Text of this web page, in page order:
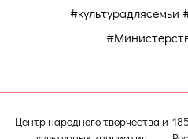
#культурадлясемьи
Центр народного творчества и